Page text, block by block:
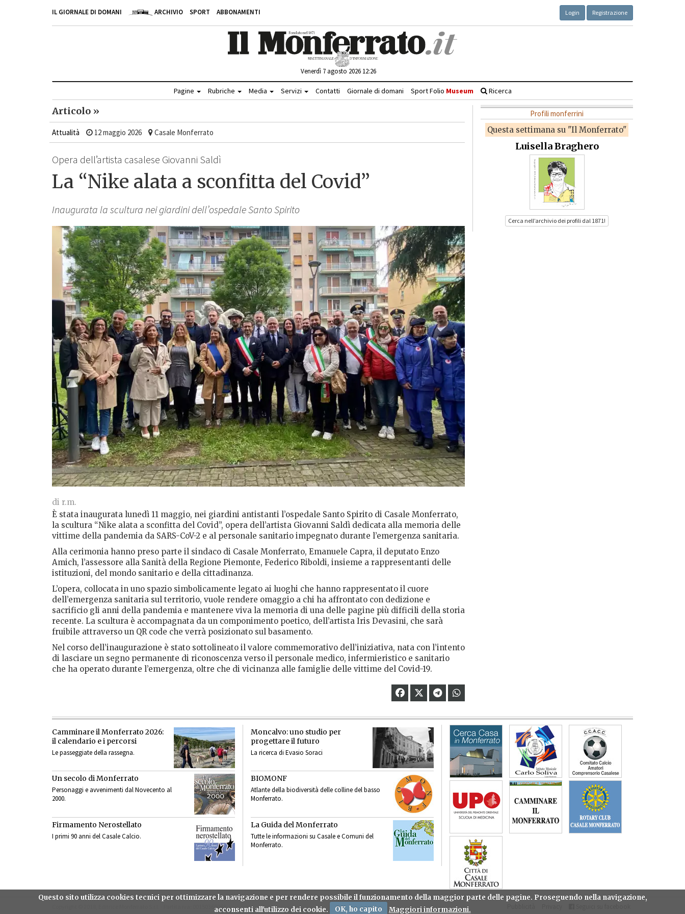
IL GIORNALE DI DOMANI ARCHIVIO SPORT ABBONAMENTI Login Registrazione
Venerdì 7 agosto 2026 12:26
Pagine Rubriche Media Servizi Contatti Giornale di domani Sport Folio Museum Ricerca
Articolo »
Attualità 12 maggio 2026 Casale Monferrato
Opera dell’artista casalese Giovanni Saldì
La “Nike alata a sconfitta del Covid”
Inaugurata la scultura nei giardini dell’ospedale Santo Spirito
di r.m.
È stata inaugurata lunedì 11 maggio, nei giardini antistanti l’ospedale Santo Spirito di Casale Monferrato,
la scultura “Nike alata a sconfitta del Covid”, opera dell’artista Giovanni Saldì dedicata alla memoria delle
vittime della pandemia da SARS-CoV-2 e al personale sanitario impegnato durante l’emergenza sanitaria.
Alla cerimonia hanno preso parte il sindaco di Casale Monferrato, Emanuele Capra, il deputato Enzo
Amich, l’assessore alla Sanità della Regione Piemonte, Federico Riboldi, insieme a rappresentanti delle
istituzioni, del mondo sanitario e della cittadinanza.
L’opera, collocata in uno spazio simbolicamente legato ai luoghi che hanno rappresentato il cuore
dell’emergenza sanitaria sul territorio, vuole rendere omaggio a chi ha affrontato con dedizione e
sacrificio gli anni della pandemia e mantenere viva la memoria di una delle pagine più difficili della storia
recente. La scultura è accompagnata da un componimento poetico, dell’artista Iris Devasini, che sarà
fruibile attraverso un QR code che verrà posizionato sul basamento.
Nel corso dell’inaugurazione è stato sottolineato il valore commemorativo dell’iniziativa, nata con l’intento
di lasciare un segno permanente di riconoscenza verso il personale medico, infermieristico e sanitario
che ha operato durante l’emergenza, oltre che di vicinanza alle famiglie delle vittime del Covid-19.
Profili monferrini
Questa settimana su "Il Monferrato"
Luisella Braghero
Cerca nell’archivio dei profili dal 1871!
Camminare il Monferrato 2026:
il calendario e i percorsi
Le passeggiate della rassegna.
Un secolo di Monferrato
Personaggi e avvenimenti dal Novecento al
2000.
Firmamento Nerostellato
I primi 90 anni del Casale Calcio.
Moncalvo: uno studio per
progettare il futuro
La ricerca di Evasio Soraci
BIOMONF
Atlante della biodiversità delle colline del basso
Monferrato.
La Guida del Monferrato
Tutte le informazioni su Casale e Comuni del
Monferrato.
Copyright © 2018, Editrice Monferrato S.r.l. - Partita iva: 00150360063
Questo sito utilizza cookies tecnici per ottimizzare la navigazione e per rendere possibile il funzionamento della maggior parte delle pagine. Proseguendo nella navigazione,
acconsenti all'utilizzo dei cookie.
OK, ho capito Maggiori informazioni.